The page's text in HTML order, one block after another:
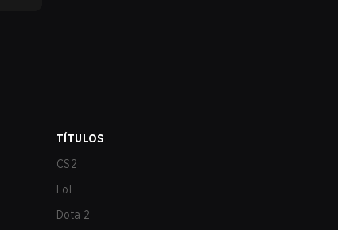
TÍTULOS
CS2
LoL
Dota 2